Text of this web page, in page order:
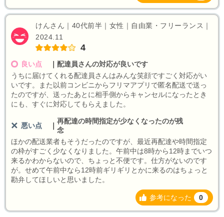
けんさん｜40代前半｜女性｜自由業・フリーランス｜
2024.11
4
良い点
配達員さんの対応が良いです
うちに届けてくれる配達員さんはみんな笑顔ですごく対応がい
いです。また以前コンビニからフリマアプリで匿名配送で送っ
たのですが、送ったあとに相手側からキャンセルになったとき
にも、すぐに対応してもらえました。
悪い点
再配達の時間指定が少なくなったのが残
念
ほかの配送業者もそうだったのですが、最近再配達や時間指定
の枠がすごく少なくなりました。午前中は8時から12時までいつ
来るかわからないので、ちょっと不便です。仕方がないのです
が。せめて午前中なら12時前ギリギリとかに来るのはちょっと
勘弁してほしいと思いました。
参考になった 0